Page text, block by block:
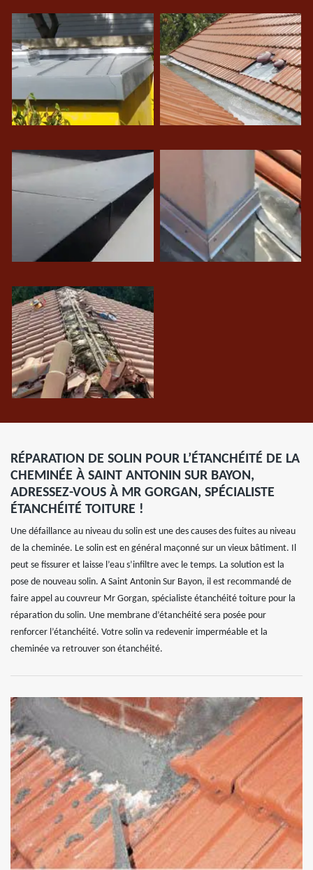
RÉPARATION DE SOLIN POUR L’ÉTANCHÉITÉ DE LA
CHEMINÉE À SAINT ANTONIN SUR BAYON,
ADRESSEZ-VOUS À MR GORGAN, SPÉCIALISTE
ÉTANCHÉITÉ TOITURE !
Une défaillance au niveau du solin est une des causes des fuites au niveau
de la cheminée. Le solin est en général maçonné sur un vieux bâtiment. Il
peut se fissurer et laisse l’eau s’infiltre avec le temps. La solution est la
pose de nouveau solin. A Saint Antonin Sur Bayon, il est recommandé de
faire appel au couvreur Mr Gorgan, spécialiste étanchéité toiture pour la
réparation du solin. Une membrane d’étanchéité sera posée pour
renforcer l’étanchéité. Votre solin va redevenir imperméable et la
cheminée va retrouver son étanchéité.